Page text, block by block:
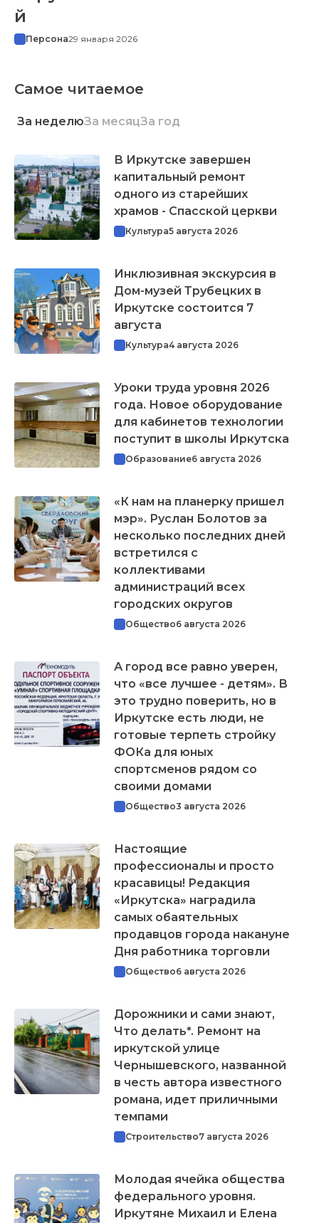
й
Персона29 января 2026
Самое читаемое
За неделюЗа месяцЗа год
В Иркутске завершен
капитальный ремонт
одного из старейших
храмов - Спасской церкви
Культура5 августа 2026
Инклюзивная экскурсия в
Дом-музей Трубецких в
Иркутске состоится 7
августа
Культура4 августа 2026
Уроки труда уровня 2026
года. Новое оборудование
для кабинетов технологии
поступит в школы Иркутска
Образование6 августа 2026
«К нам на планерку пришел
мэр». Руслан Болотов за
несколько последних дней
встретился с
коллективами
администраций всех
городских округов
Общество6 августа 2026
А город все равно уверен,
что «все лучшее - детям». В
это трудно поверить, но в
Иркутске есть люди, не
готовые терпеть стройку
ФОКа для юных
спортсменов рядом со
своими домами
Общество3 августа 2026
Настоящие
профессионалы и просто
красавицы! Редакция
«Иркутска» наградила
самых обаятельных
продавцов города накануне
Дня работника торговли
Общество6 августа 2026
Дорожники и сами знают,
Что делать*. Ремонт на
иркутской улице
Чернышевского, названной
в честь автора известного
романа, идет приличными
темпами
Строительство7 августа 2026
Молодая ячейка общества
федерального уровня.
Иркутяне Михаил и Елена